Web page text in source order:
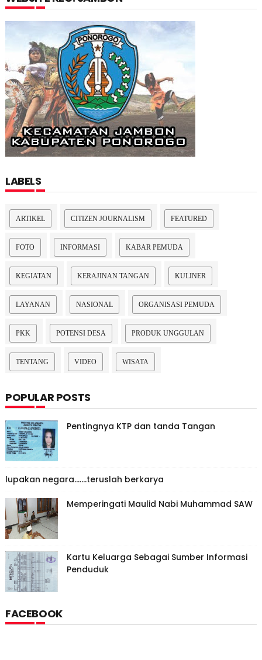
LABELS
ARTIKEL CITIZEN JOURNALISM FEATURED
FOTO INFORMASI KABAR PEMUDA
KEGIATAN KERAJINAN TANGAN KULINER
LAYANAN NASIONAL ORGANISASI PEMUDA
PKK POTENSI DESA PRODUK UNGGULAN
TENTANG VIDEO WISATA
POPULAR POSTS
Pentingnya KTP dan tanda Tangan
lupakan negara.......teruslah berkarya
Memperingati Maulid Nabi Muhammad SAW
Kartu Keluarga Sebagai Sumber Informasi
Penduduk
FACEBOOK